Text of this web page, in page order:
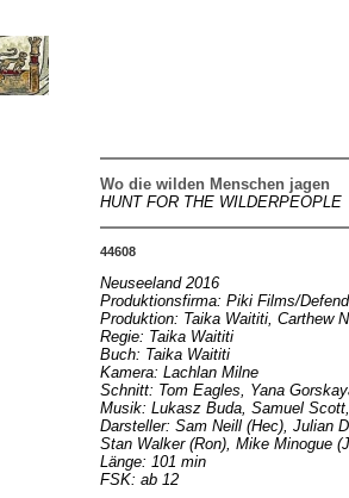
Wo die wilden Menschen jagen
HUNT FOR THE WILDERPEOPLE
44608
Neuseeland 2016
Produktionsfirma: Piki Films/
Produktion: Taika Waititi, Carthew
Regie: Taika Waititi
Buch: Taika Waititi
Kamera: Lachlan Milne
Schnitt: Tom Eagles, Yana
Musik: Lukasz Buda, Samuel
Darsteller: Sam Neill (Hec), Julian
Stan Walker (Ron), Mike Minogue
Länge: 101 min
FSK: ab 12